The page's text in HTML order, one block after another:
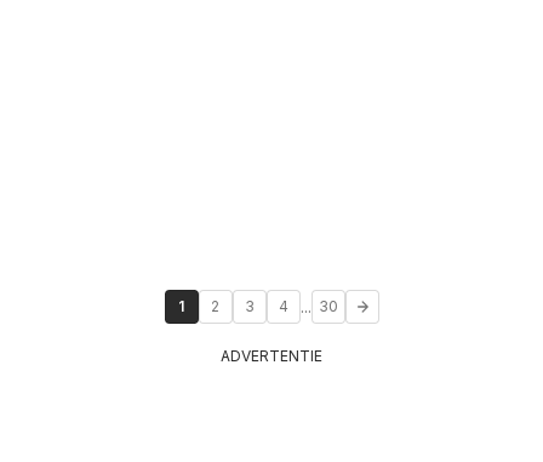
1 2 3 4 ... 30
ADVERTENTIE